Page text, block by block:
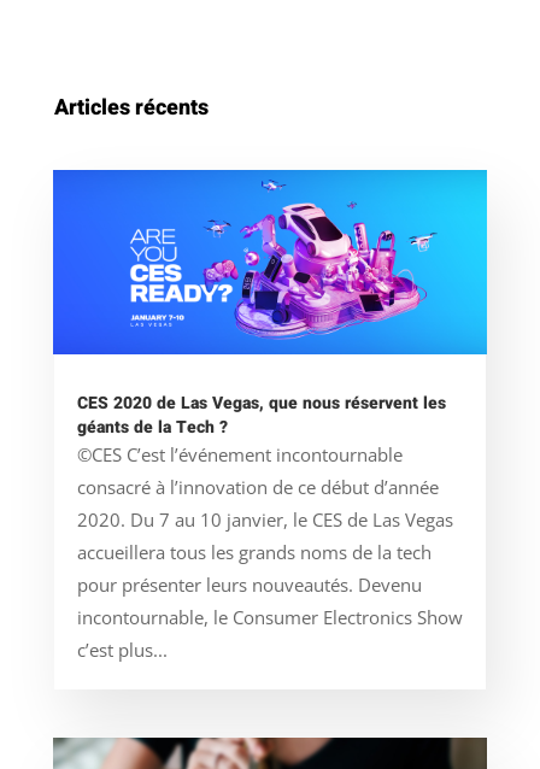
Articles récents
CES 2020 de Las Vegas, que nous réservent les
géants de la Tech ?
©CES C’est l’événement incontournable
consacré à l’innovation de ce début d’année
2020. Du 7 au 10 janvier, le CES de Las Vegas
accueillera tous les grands noms de la tech
pour présenter leurs nouveautés. Devenu
incontournable, le Consumer Electronics Show
c’est plus...